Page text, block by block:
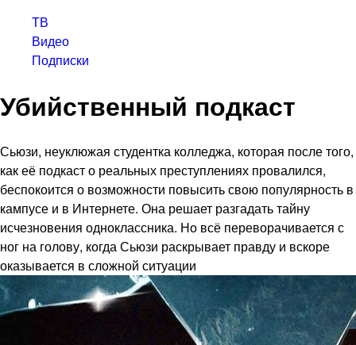
ТВ
Видео
Подписки
Убийственный подкаст
Сьюзи, неуклюжая студентка колледжа, которая после того,
как её подкаст о реальных преступлениях провалился,
беспокоится о возможности повысить свою популярность в
кампусе и в Интернете. Она решает разгадать тайну
исчезновения одноклассника. Но всё переворачивается с
ног на голову, когда Сьюзи раскрывает правду и вскоре
оказывается в сложной ситуации